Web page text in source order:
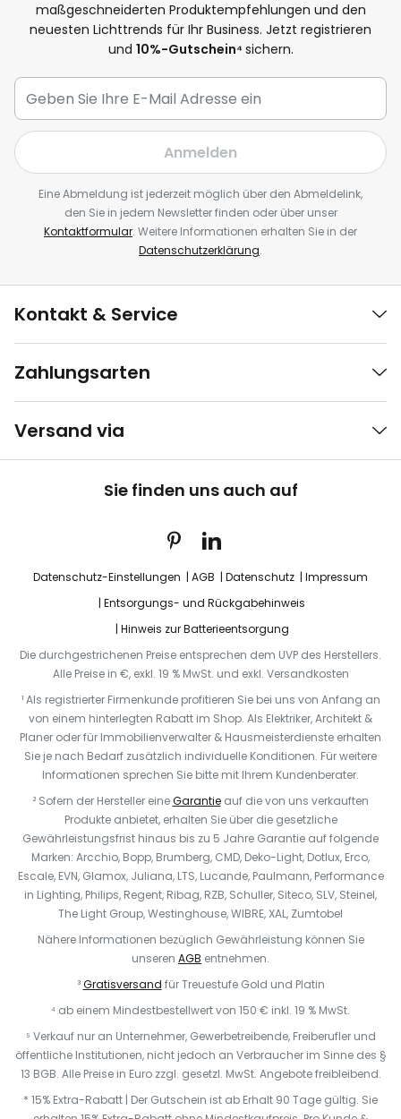
maßgeschneiderten Produktempfehlungen und den
neuesten Lichttrends für Ihr Business. Jetzt registrieren
und 10%-Gutschein⁴ sichern.
Anmelden
Eine Abmeldung ist jederzeit möglich über den Abmeldelink,
den Sie in jedem Newsletter finden oder über unser
Kontaktformular. Weitere Informationen erhalten Sie in der
Datenschutzerklärung.
Kontakt & Service
Zahlungsarten
Versand via
Sie finden uns auch auf
Datenschutz-Einstellungen AGB Datenschutz
Impressum
Entsorgungs- und Rückgabehinweis
Hinweis zur Batterieentsorgung
Die durchgestrichenen Preise entsprechen dem UVP des Herstellers.
Alle Preise in €, exkl. 19 % MwSt. und exkl. Versandkosten
¹ Als registrierter Firmenkunde profitieren Sie bei uns von Anfang an
von einem hinterlegten Rabatt im Shop. Als Elektriker, Architekt &
Planer oder für Immobilienverwalter & Hausmeisterdienste erhalten
Sie je nach Bedarf zusätzlich individuelle Konditionen. Für weitere
Informationen sprechen Sie bitte mit Ihrem Kundenberater.
² Sofern der Hersteller eineGarantieauf die von uns verkauften
Produkte anbietet, erhalten Sie über die gesetzliche
Gewährleistungsfrist hinaus bis zu 5 Jahre Garantie auf folgende
Marken: Arcchio, Bopp, Brumberg, CMD, Deko-Light, Dotlux, Erco,
Escale, EVN, Glamox, Juliana, LTS, Lucande, Paulmann, Performance
in Lighting, Philips, Regent, Ribag, RZB, Schuller, Siteco, SLV, Steinel,
The Light Group, Westinghouse, WIBRE, XAL, Zumtobel
Nähere Informationen bezüglich Gewährleistung können Sie
unseren AGB entnehmen.
³Gratisversand für Treuestufe Gold und Platin
⁴ ab einem Mindestbestellwert von 150 € inkl. 19 % MwSt.
⁵ Verkauf nur an Unternehmer, Gewerbetreibende, Freiberufler und
öffentliche Institutionen, nicht jedoch an Verbraucher im Sinne des §
13 BGB. Alle Preise in Euro zzgl. gesetzl. MwSt. Angebote freibleibend.
* 15% Extra-Rabatt | Der Gutschein ist ab Erhalt 90 Tage gültig. Sie